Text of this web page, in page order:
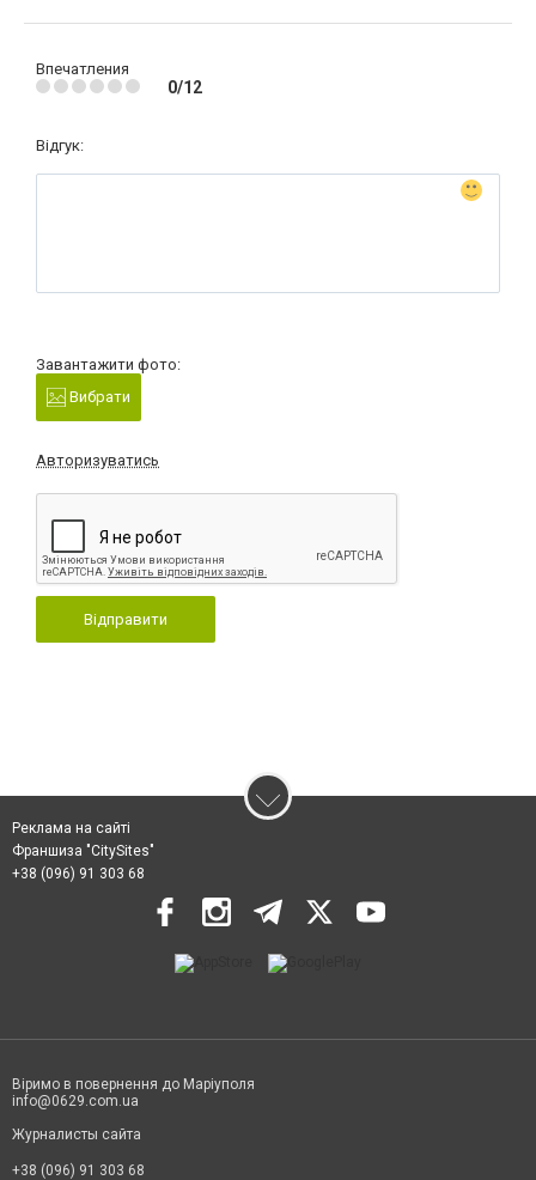
Впечатления
0/12
Відгук:
Завантажити фото:
Вибрати
Авторизуватись
Відправити
Реклама на сайті
Франшиза "CitySites"
+38 (096) 91 303 68
Віримо в повернення до Маріуполя
info@0629.com.ua
Журналисты сайта
+38 (096) 91 303 68